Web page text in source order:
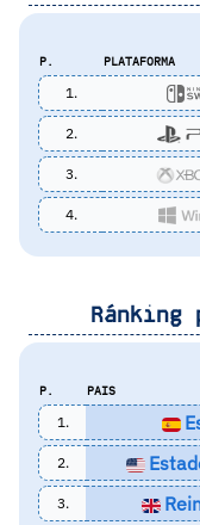
P. PLATAFORMA
1.
2.
3.
4.
Ránking
P. PAIS
1.
2.
3.